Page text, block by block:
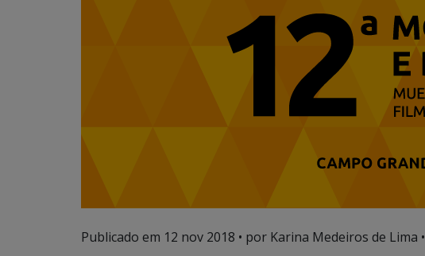
Publicado em 12 nov 2018 • por Karina Medeiros de Lima •